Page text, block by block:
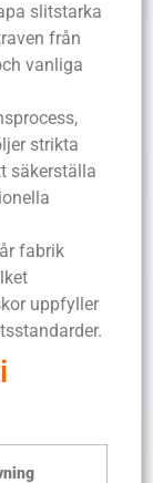
slitstarka
från
vanliga
strikta
säkerställa
fabrik
uppfyller